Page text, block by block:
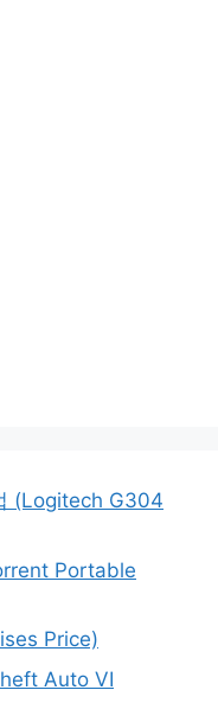
(Logitech G304
Portable
Price)
Auto VI